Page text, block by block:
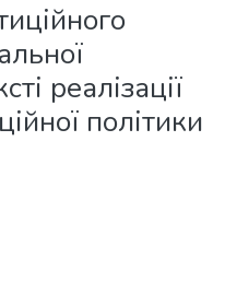
реалізації
політики